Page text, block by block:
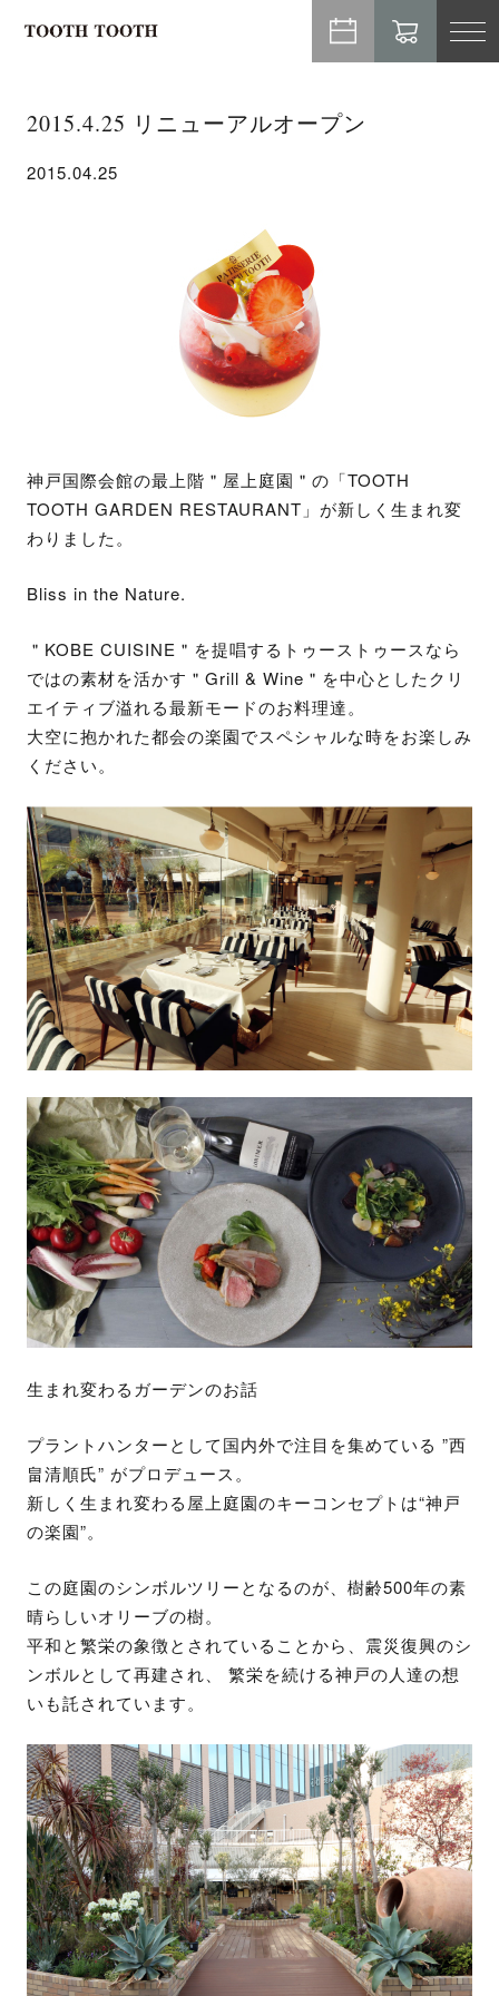
2015.4.25 リニューアルオープン
2015.04.25
神戸国際会館の最上階＂屋上庭園＂の「TOOTH
TOOTH GARDEN RESTAURANT」が新しく生まれ変
わりました。
Bliss in the Nature.
＂KOBE CUISINE＂を提唱するトゥーストゥースなら
ではの素材を活かす＂Grill & Wine＂を中心としたクリ
エイティブ溢れる最新モードのお料理達。
大空に抱かれた都会の楽園でスペシャルな時をお楽しみ
ください。
生まれ変わるガーデンのお話
プラントハンターとして国内外で注目を集めている ”西
畠清順氏” がプロデュース。
新しく生まれ変わる屋上庭園のキーコンセプトは“神戸
の楽園”。
この庭園のシンボルツリーとなるのが、樹齢500年の素
晴らしいオリーブの樹。
平和と繁栄の象徴とされていることから、震災復興のシ
ンボルとして再建され、 繁栄を続ける神戸の人達の想
いも託されています。